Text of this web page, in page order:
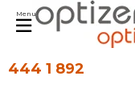
444 1 892
Menu